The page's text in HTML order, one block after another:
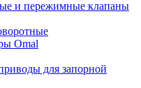
и пережимные клапаны
Omal
для запорной